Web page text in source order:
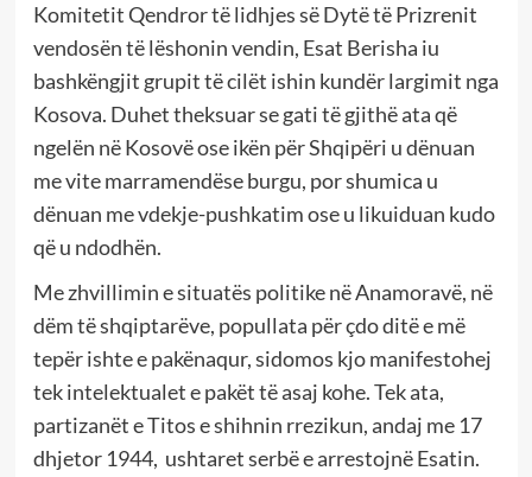
Komitetit Qendror të lidhjes së Dytë të Prizrenit
vendosën të lëshonin vendin, Esat Berisha iu
bashkëngjit grupit të cilët ishin kundër largimit nga
Kosova. Duhet theksuar se gati të gjithë ata që
ngelën në Kosovë ose ikën për Shqipëri u dënuan
me vite marramendëse burgu, por shumica u
dënuan me vdekje-pushkatim ose u likuiduan kudo
që u ndodhën.
Me zhvillimin e situatës politike në Anamoravë, në
dëm të shqiptarëve, popullata për çdo ditë e më
tepër ishte e pakënaqur, sidomos kjo manifestohej
tek intelektualet e pakët të asaj kohe. Tek ata,
partizanët e Titos e shihnin rrezikun, andaj me 17
dhjetor 1944, ushtaret serbë e arrestojnë Esatin.